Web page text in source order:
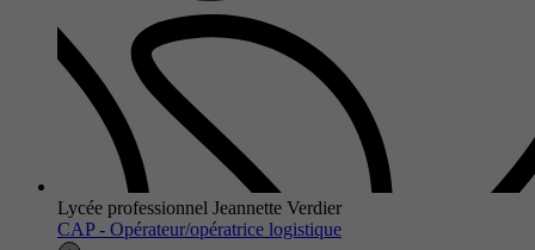
Lycée professionnel Jeannette Verdier
CAP - Opérateur/opératrice logistique